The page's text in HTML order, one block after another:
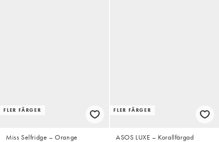
FLER FÄRGER
Miss Selfridge – Orange
FLER FÄRGER
ASOS LUXE – Korallfärgad